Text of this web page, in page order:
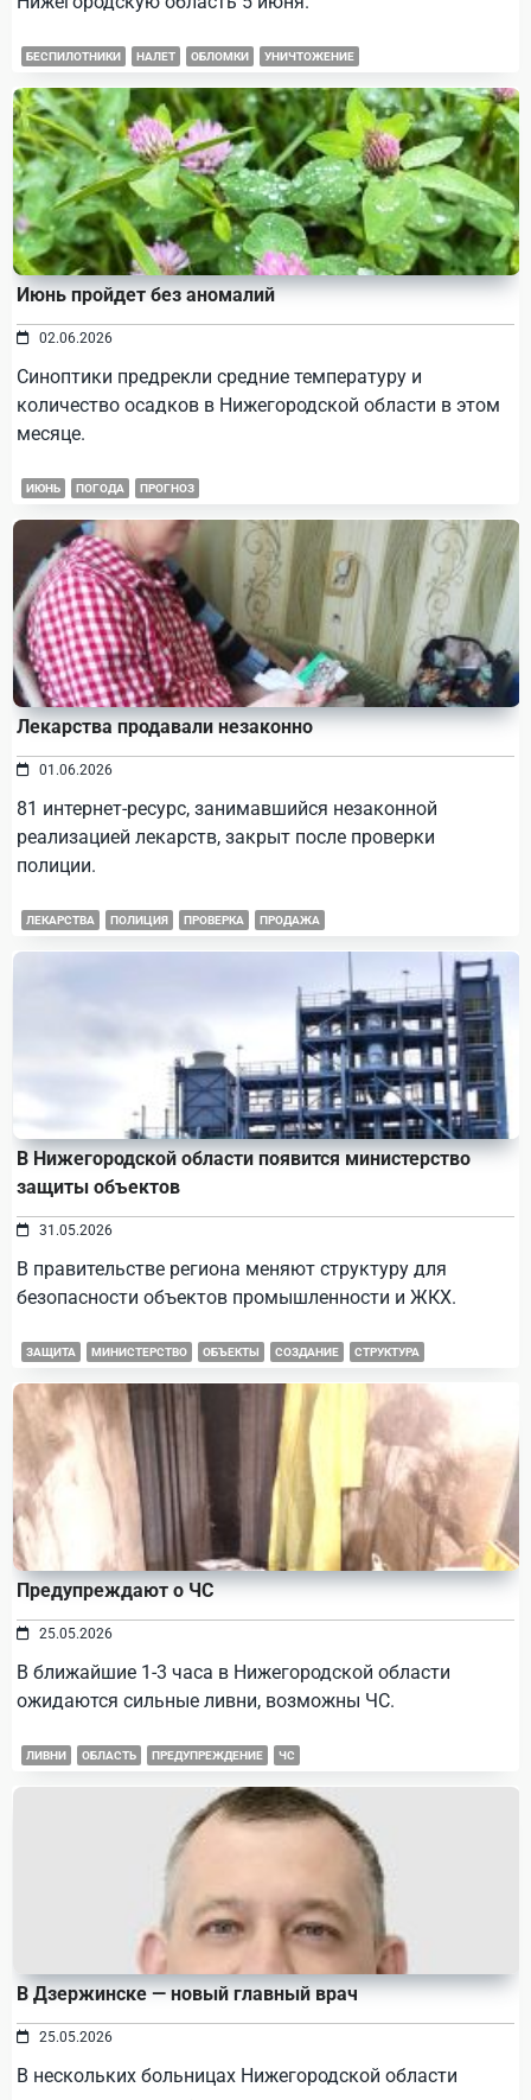
БЕСПИЛОТНИКИ НАЛЕТ ОБЛОМКИ УНИЧТОЖЕНИЕ
Июнь пройдет без аномалий
02.06.2026
Синоптики предрекли средние температуру и
количество осадков в Нижегородской области в этом
месяце.
ИЮНЬ ПОГОДА ПРОГНОЗ
Лекарства продавали незаконно
01.06.2026
81 интернет-ресурс, занимавшийся незаконной
реализацией лекарств, закрыт после проверки
полиции.
ЛЕКАРСТВА ПОЛИЦИЯ ПРОВЕРКА ПРОДАЖА
В Нижегородской области появится министерство
защиты объектов
31.05.2026
В правительстве региона меняют структуру для
безопасности объектов промышленности и ЖКХ.
ЗАЩИТА МИНИСТЕРСТВО ОБЪЕКТЫ СОЗДАНИЕ СТРУКТУРА
Предупреждают о ЧС
25.05.2026
В ближайшие 1-3 часа в Нижегородской области
ожидаются сильные ливни, возможны ЧС.
ЛИВНИ ОБЛАСТЬ ПРЕДУПРЕЖДЕНИЕ ЧС
В Дзержинске — новый главный врач
25.05.2026
В нескольких больницах Нижегородской области